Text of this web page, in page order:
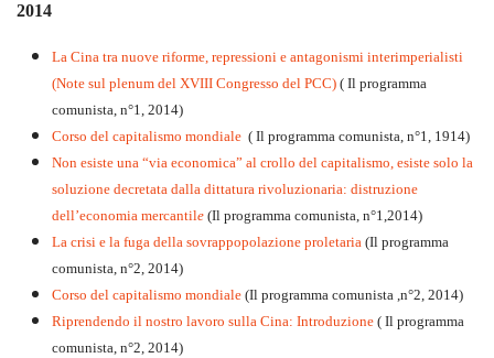
2014
La Cina tra nuove riforme, repressioni e antagonismi interimperialisti
(Note sul plenum del XVIII Congresso del PCC) ( Il programma
comunista, n°1, 2014)
Corso del capitalismo mondiale ( Il programma comunista, n°1, 1914)
Non esiste una “via economica” al crollo del capitalismo, esiste solo la
soluzione decretata dalla dittatura rivoluzionaria: distruzione
dell’economia mercantile (Il programma comunista, n°1,2014)
La crisi e la fuga della sovrappopolazione proletaria (Il programma
comunista, n°2, 2014)
Corso del capitalismo mondiale (Il programma comunista ,n°2, 2014)
Riprendendo il nostro lavoro sulla Cina: Introduzione ( Il programma
comunista, n°2, 2014)